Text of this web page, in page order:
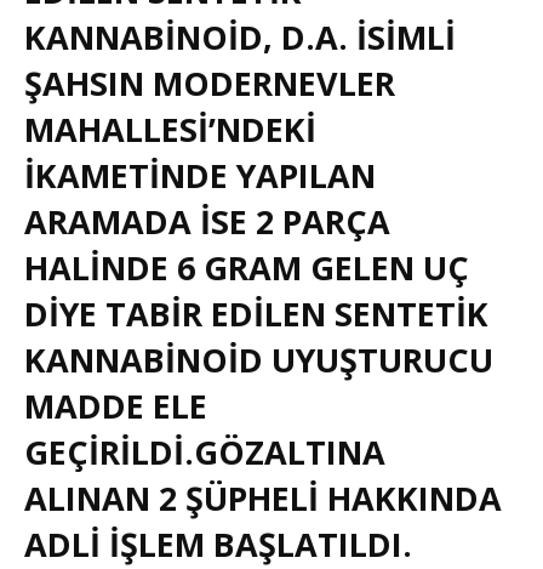
KANNABINOID, D.A. ISIMLI
ŞAHSIN MODERNEVLER
MAHALLESI’NDEKI
IKAMETINDE YAPILAN
ARAMADA ISE 2 PARÇA
HALINDE 6 GRAM GELEN UÇ
DIYE TABIR EDILEN SENTETIK
KANNABINOID UYUŞTURUCU
MADDE ELE
GEÇIRILDI.GÖZALTINA
ALINAN 2 ŞÜPHELI HAKKINDA
ADLI IŞLEM BAŞLATILDI.